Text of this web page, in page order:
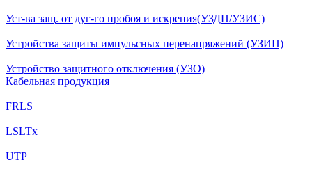
Уст-ва защ. от дуг-го пробоя и искрения(УЗДП/УЗИС)
Устройства защиты импульсных перенапряжений (УЗИП)
Устройство защитного отключения (УЗО)
Кабельная продукция
FRLS
LSLTx
UTP